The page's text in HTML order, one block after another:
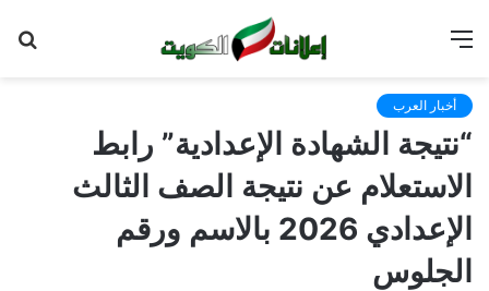
أخبار العرب
“نتيجة الشهادة الإعدادية” رابط
الاستعلام عن نتيجة الصف الثالث
الإعدادي 2026 بالاسم ورقم
الجلوس